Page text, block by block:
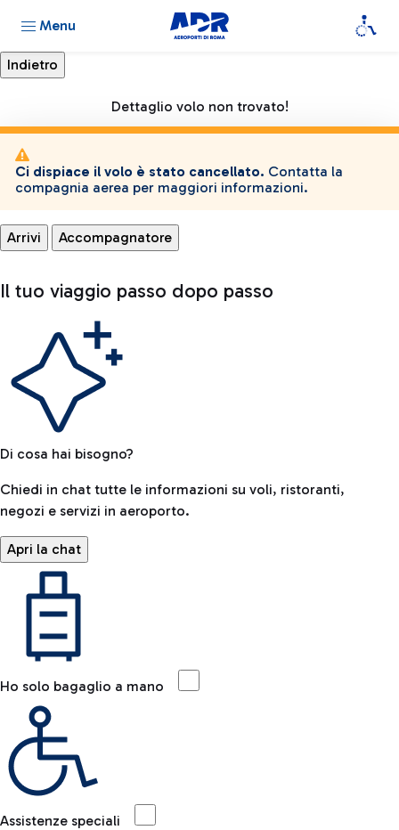
Menu
Dettaglio volo non trovato!
Ci dispiace il volo è stato cancellato. Contatta la
compagnia aerea per maggiori informazioni.
Arrivi Accompagnatore
Il tuo viaggio passo dopo passo
Di cosa hai bisogno?
Chiedi in chat tutte le informazioni su voli, ristoranti,
negozi e servizi in aeroporto.
Apri la chat
Ho solo bagaglio a mano
Assistenze speciali